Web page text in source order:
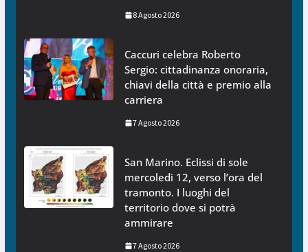
8 Agosto 2026
Caccuri celebra Roberto
Sergio: cittadinanza onoraria,
chiavi della città e premio alla
carriera
7 Agosto 2026
San Marino. Eclissi di sole
mercoledì 12, verso l’ora del
tramonto. I luoghi del
territorio dove si potrà
ammirare
7 Agosto 2026